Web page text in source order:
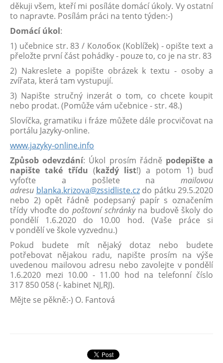
děkuji všem, kteří mi posíláte domácí úkoly. Vy ostatní
to napravte. Posílám práci na tento týden:-)
Domácí úkol:
1) učebnice str. 83 / Колобок (Koblížek) - opište text a
přeložte první část pohádky - pouze to, co je na str. 83
2) Nakreslete a popište obrázek k textu - osoby a
zvířata, která tam vystupují.
3) Napište stručný inzerát o tom, co chcete koupit
nebo prodat. (Pomůže vám učebnice - str. 48.)
Slovíčka, gramatiku i fráze můžete dále procvičovat na
portálu Jazyky-online.
www.jazyky-online.info
Způsob odevzdání: Úkol prosím řádně podepište a
napište také třídu (každý list!) a potom 1) buď
vyfoťte a pošlete na mailovou
adresu blanka.krizova@zssidliste.czdo pátku 29.5.2020
nebo 2) opět řádně podepsaný papír s označením
třídy vhoďte do poštovní schránky na budově školy do
pondělí 1.6.2020 do 10.00 hod. (Vaše práce si
v pondělí ve škole vyzvednu.)
Pokud budete mít nějaký dotaz nebo budete
potřebovat nějakou radu, napište prosím na výše
uvedenou mailovou adresu nebo zavolejte v pondělí
1.6.2020 mezi 10.00 - 11.00 hod na telefonní číslo
317 850 058 (- kabinet NJ,RJ).
Mějte se pěkně:-) O. Fantová